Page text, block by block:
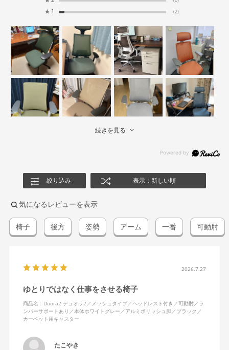
★ 1 (2)
続きを見る
絞り込み 表示：新しい順
気になるレビューを表示
椅子 後方 姿勢 アーム 一番 可動肘
2026.7.27
ゆとりではなく仕事をさせる椅子
商品名：Duora2 デュオラ2／メッシュタイプ／ヘッドレスト付き／可動肘／ラ
ンバーサポートあり／本体ホワイトグレー／アルミポリッシュ脚／ブラック／
カーペット用キャスター
たこやき